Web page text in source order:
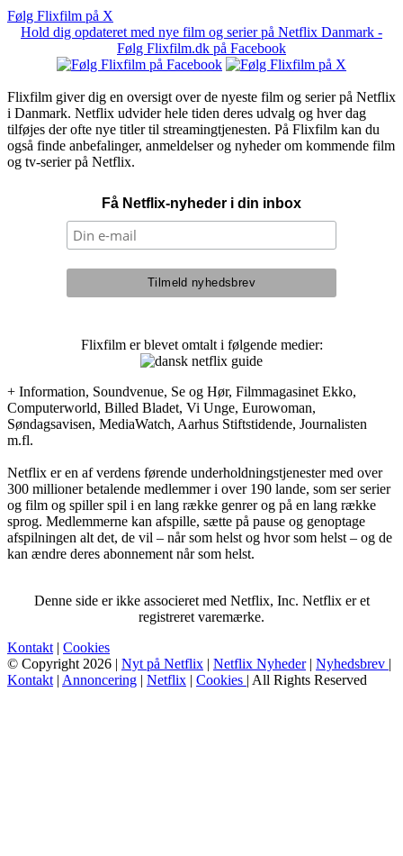
Følg Flixfilm på X
Hold dig opdateret med nye film og serier på Netflix Danmark -
Følg Flixfilm.dk på Facebook
Flixfilm giver dig en oversigt over de nyeste film og serier på Netflix
i Danmark. Netflix udvider hele tiden deres udvalg og hver dag
tilføjes der ofte nye titler til streamingtjenesten. På Flixfilm kan du
også finde anbefalinger, anmeldelser og nyheder om kommende film
og tv-serier på Netflix.
Få Netflix-nyheder i din inbox
Flixfilm er blevet omtalt i følgende medier:
+ Information, Soundvenue, Se og Hør, Filmmagasinet Ekko,
Computerworld, Billed Bladet, Vi Unge, Eurowoman,
Søndagsavisen, MediaWatch, Aarhus Stiftstidende, Journalisten
m.fl.
Netflix er en af verdens førende underholdningstjenester med over
300 millioner betalende medlemmer i over 190 lande, som ser serier
og film og spiller spil i en lang række genrer og på en lang række
sprog. Medlemmerne kan afspille, sætte på pause og genoptage
afspilningen alt det, de vil – når som helst og hvor som helst – og de
kan ændre deres abonnement når som helst.
Denne side er ikke associeret med Netflix, Inc. Netflix er et
registreret varemærke.
Kontakt | Cookies
© Copyright 2026 | Nyt på Netflix | Netflix Nyheder| Nyhedsbrev |
Kontakt | Annoncering | Netflix | Cookies | All Rights Reserved